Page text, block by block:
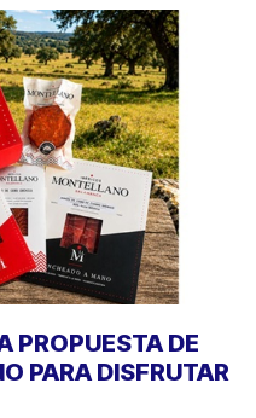
PROPUESTA DE
PARA DISFRUTAR